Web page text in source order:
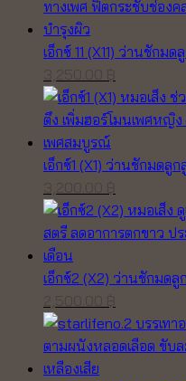
เอ็กซ์ 11 (X11) ว่านชักม
price
was:
3,550.00 ฿.
price
is:
เอ็กซ์1 (X1) ว่านชักมดลูก
price
was:
3,700.00 ฿.
price
is:
เอ็กซ์2 (X2) ว่านชักมดลู
price
was:
2,850.00 ฿.
price
is: